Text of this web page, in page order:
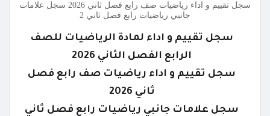
سجل تقييم و اداء رياضيات صف رابع فصل ثاني 2026 سجل علامات
جانبي رياضيات رابع فصل ثاني 2
سجل تقييم و اداء لمادة الرياضيات للصف
الرابع الفصل الثاني 2026
سجل تقييم و اداء رياضيات صف رابع فصل
ثاني 2026
سجل علامات جانبي رياضيات رابع فصل ثاني